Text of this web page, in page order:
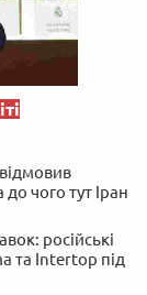
чого тут Іран
російські
та Intertop під